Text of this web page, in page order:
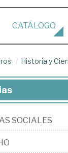
(CURRENT)
CATÁLOGO
Historia y
SOCIALES